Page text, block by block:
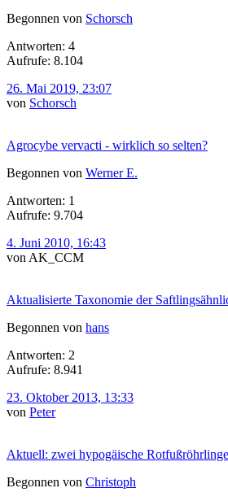
Begonnen von Schorsch
Antworten: 4
Aufrufe: 8.104
26. Mai 2019, 23:07
von Schorsch
Agrocybe vervacti - wirklich so selten?
Begonnen von Werner E.
Antworten: 1
Aufrufe: 9.704
4. Juni 2010, 16:43
von AK_CCM
Aktualisierte Taxonomie der
Begonnen von hans
Antworten: 2
Aufrufe: 8.941
23. Oktober 2013, 13:33
von Peter
Aktuell: zwei hypogäische
Begonnen von Christoph